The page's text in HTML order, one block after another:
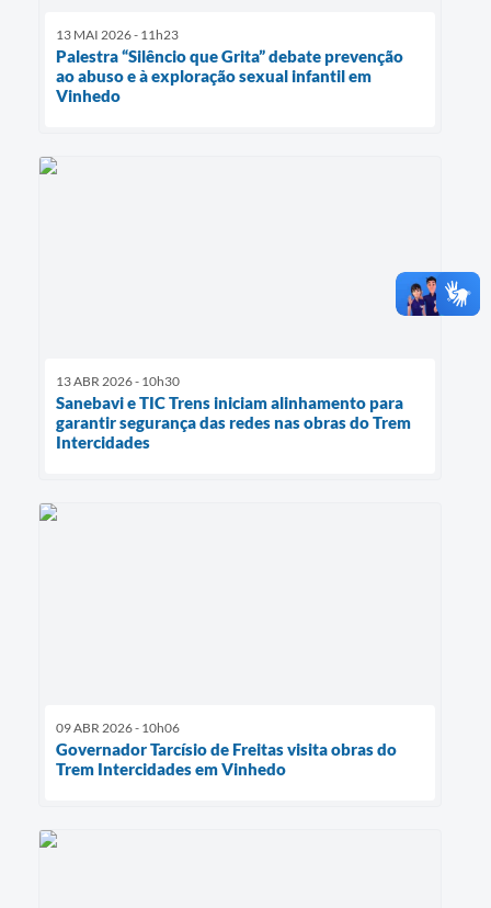
13 MAI 2026 - 11h23
Palestra “Silêncio que Grita” debate prevenção
ao abuso e à exploração sexual infantil em
Vinhedo
13 ABR 2026 - 10h30
Sanebavi e TIC Trens iniciam alinhamento para
garantir segurança das redes nas obras do Trem
Intercidades
09 ABR 2026 - 10h06
Governador Tarcísio de Freitas visita obras do
Trem Intercidades em Vinhedo